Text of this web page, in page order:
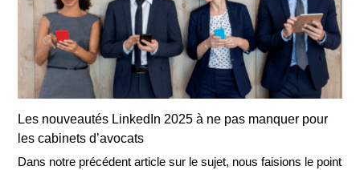
Les nouveautés LinkedIn 2025 à ne pas manquer pour
les cabinets d’avocats
Dans notre précédent article sur le sujet, nous faisions le point